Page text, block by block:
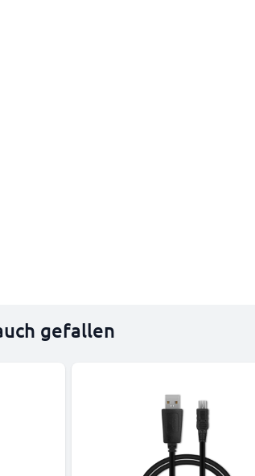
gefallen